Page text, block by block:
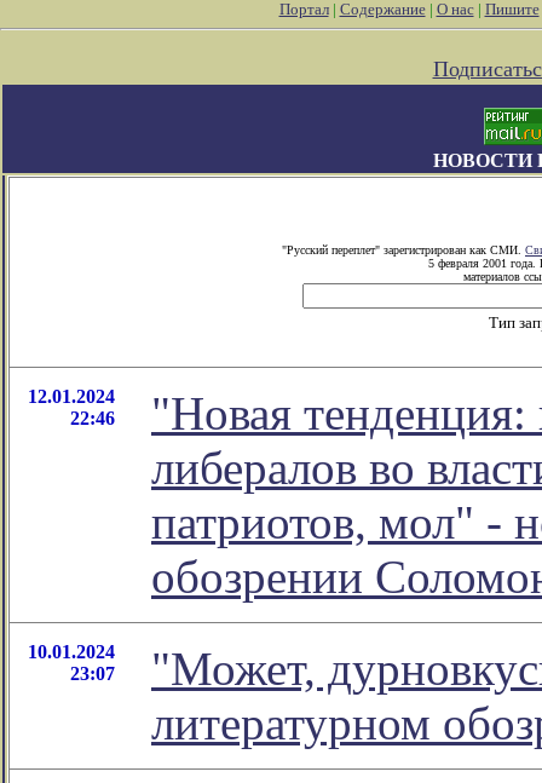
Портал| Содержание| О нас| Пишите
НОВОСТИ
"Русский переплет" зарегистрирован как СМИ.
5 февраля 2001 года.
материалов
Тип
12.01.2024
22:46
"Новая
либералов во
патриотов, мол" -
обозрении
10.01.2024
23:07
"Может,
литературном